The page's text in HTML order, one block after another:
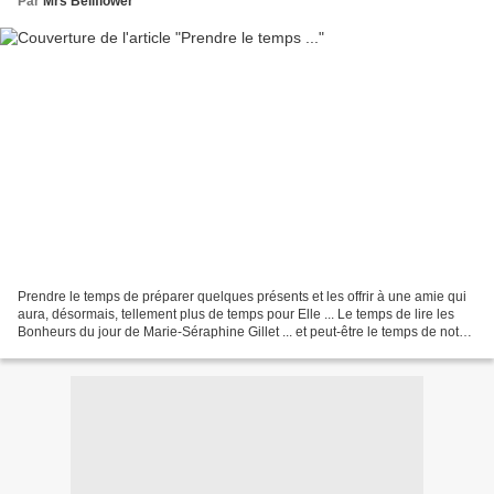
Prendre le temps de préparer quelques présents et les offrir à une amie qui
aura, désormais, tellement plus de temps pour Elle ... Le temps de lire les
Bonheurs du jour de Marie-Séraphine Gillet ... et peut-être le temps de noter